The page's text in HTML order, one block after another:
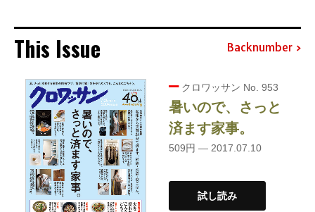
This Issue Backnumber
クロワッサン No. 953
暑いので、さっと
済ます家事。
509円 — 2017.07.10
試し読み